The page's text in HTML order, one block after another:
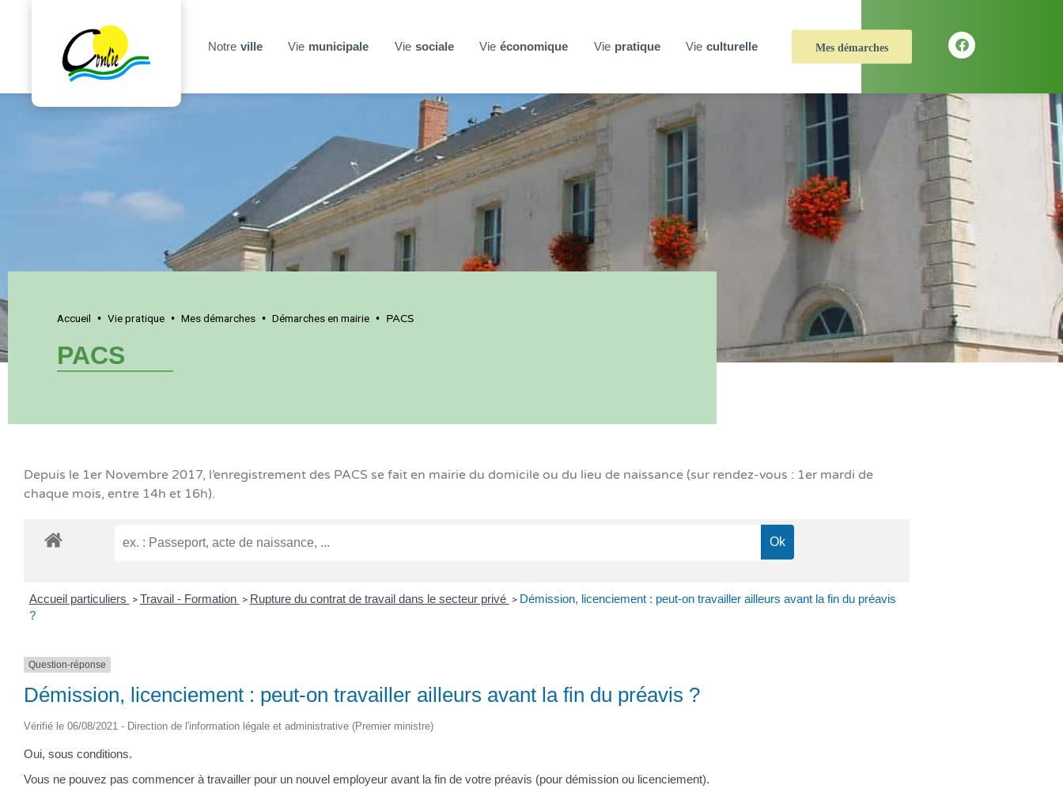
Notre ville Vie municipale Vie sociale Vie économique Vie pratique Vie culturelle Mes démarches
Accueil • Vie pratique • Mes démarches • Démarches en mairie • PACS
PACS
Depuis le 1er Novembre 2017, l’enregistrement des PACS se fait en mairie du domicile ou du lieu de naissance (sur rendez-vous : 1er mardi de
chaque mois, entre 14h et 16h).
Accueil particuliers > Travail - Formation > Rupture du contrat de travail dans le secteur privé > Démission, licenciement : peut-on travailler ailleurs avant la fin du préavis
?
Question-réponse
Démission, licenciement : peut-on travailler ailleurs avant la fin du préavis ?
Vérifié le 06/08/2021 - Direction de l'information légale et administrative (Premier ministre)
Oui, sous conditions.
Vous ne pouvez pas commencer à travailler pour un nouvel employeur avant la fin de votre préavis (pour démission ou licenciement).